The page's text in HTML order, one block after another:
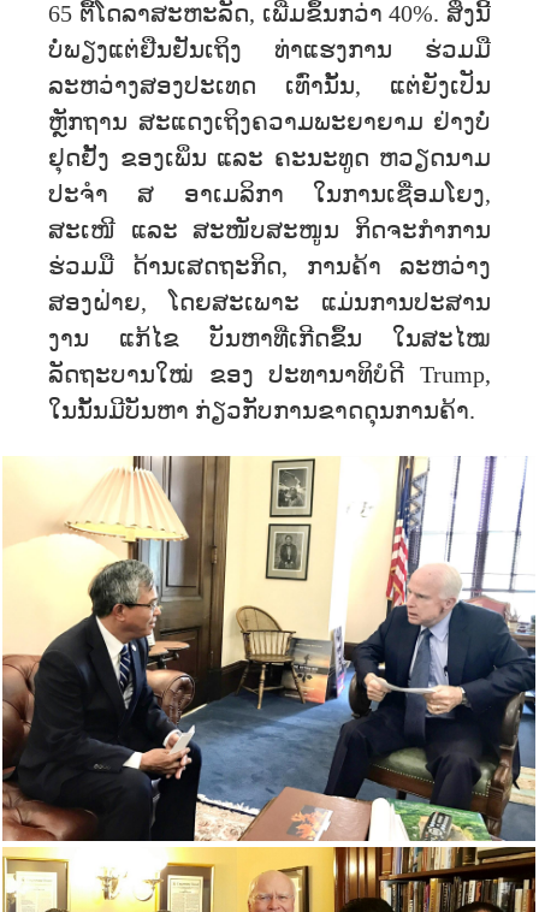
65 ຕື້ໂດລາສະຫະລັດ, ເພີ່ມຂຶ້ນກວ່າ 40%. ສິ່ງນີ້
ບໍ່ພຽງແຕ່ຢືນຢັນເຖິງ ທ່າແຮງການ ຮ່ວມມື
ລະຫວ່າງສອງປະເທດ ເທົ່ານັ້ນ, ແຕ່ຍັງເປັນ
ຫຼັກຖານ ສະແດງເຖິງຄວາມພະຍາຍາມ ຢ່າງບໍ່
ຢຸດຢັ້ງ ຂອງເພິ່ນ ແລະ ຄະນະທູດ ຫວຽດນາມ
ປະຈຳ ສ ອາເມລິກາ ໃນການເຊື່ອມໂຍງ,
ສະເໜີ ແລະ ສະໜັບສະໜູນ ກິດຈະກຳການ
ຮ່ວມມື ດ້ານເສດຖະກິດ, ການຄ້າ ລະຫວ່າງ
ສອງຝ່າຍ, ໂດຍສະເພາະ ແມ່ນການປະສານ
ງານ ແກ້ໄຂ ບັນຫາທີ່ເກີດຂຶ້ນ ໃນສະໄໝ
ລັດຖະບານໃໝ່ ຂອງ ປະທານາທິບໍດີ Trump,
ໃນນັ້ນມີບັນຫາ ກ່ຽວກັບການຂາດດຸນການຄ້າ.